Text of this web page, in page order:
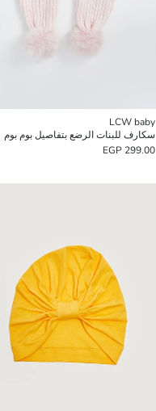
LCW baby
سكارف للبنات الرضع بتفاصيل بوم بوم
299.00 EGP